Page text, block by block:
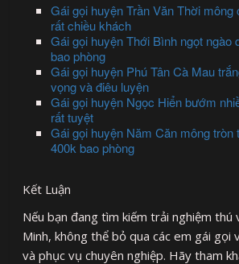
Gái gọi huyện Trần Văn Thời
rất chiều khách
Gái gọi huyện Thới Bình ngọt ngào
bao phòng
Gái gọi huyện Phú Tân Cà Mau
vọng và điêu luyện
Gái gọi huyện Ngọc Hiển bướm
rất tuyệt
Gái gọi huyện Năm Căn mông tròn
400k bao phòng
Kết Luận
Nếu bạn đang tìm kiếm trải nghiệm thú
Minh, không thể bỏ qua các em gái gọi
và phục vụ chuyên nghiệp. Hãy tham